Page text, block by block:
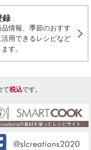
録
情報、季節のおすす
用できるレシピなど
す。
て税込です。